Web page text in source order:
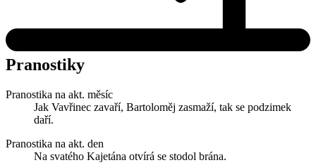
Pranostiky
Pranostika na akt. měsíc
Jak Vavřinec zavaří, Bartoloměj zasmaží, tak se podzimek
daří.
Pranostika na akt. den
Na svatého Kajetána otvírá se stodol brána.